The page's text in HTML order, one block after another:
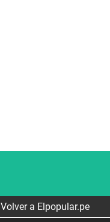
Volver a Elpopular.pe